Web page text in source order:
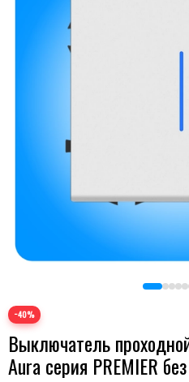
−40%
Выключатель
Aura серия PREMIER